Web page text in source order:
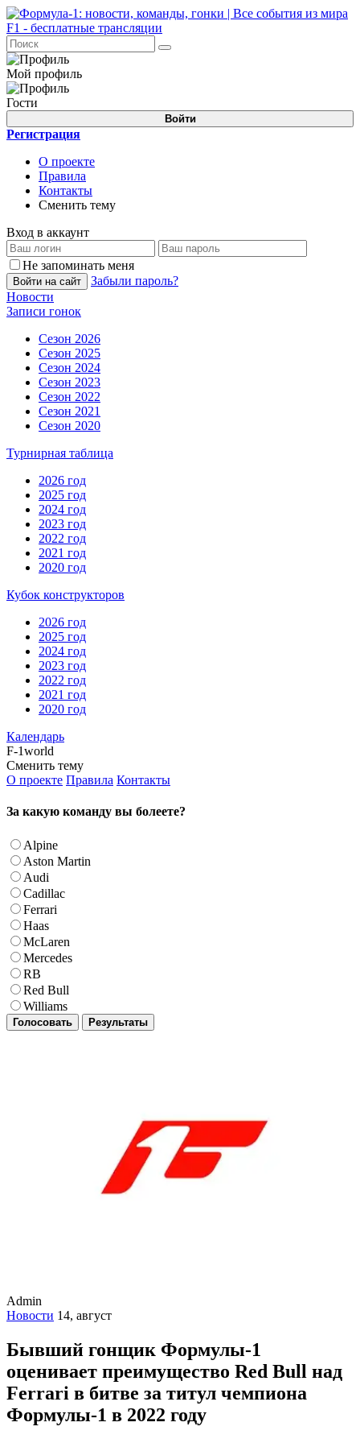
Мой профиль
Гости
Войти
Регистрация
О проекте
Правила
Контакты
Сменить тему
Вход в аккаунт
Не запоминать меня
Войти на сайт
Забыли пароль?
Новости
Записи гонок
Сезон 2026
Сезон 2025
Сезон 2024
Сезон 2023
Сезон 2022
Сезон 2021
Сезон 2020
Турнирная таблица
2026 год
2025 год
2024 год
2023 год
2022 год
2021 год
2020 год
Кубок конструкторов
2026 год
2025 год
2024 год
2023 год
2022 год
2021 год
2020 год
Календарь
F-1world
Сменить тему
О проекте Правила Контакты
За какую команду вы болеете?
Alpine
Aston Martin
Audi
Cadillac
Ferrari
Haas
McLaren
Mercedes
RB
Red Bull
Williams
Голосовать Результаты
Admin
Новости 14, август
Бывший гонщик Формулы-1
оценивает преимущество Red Bull над
Ferrari в битве за титул чемпиона
Формулы-1 в 2022 году